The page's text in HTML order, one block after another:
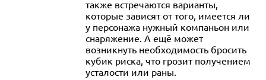
также встречаются варианты,
которые зависят от того, имеется ли
у персонажа нужный компаньон или
снаряжение. А ещё может
возникнуть необходимость бросить
кубик риска, что грозит получением
усталости или раны.